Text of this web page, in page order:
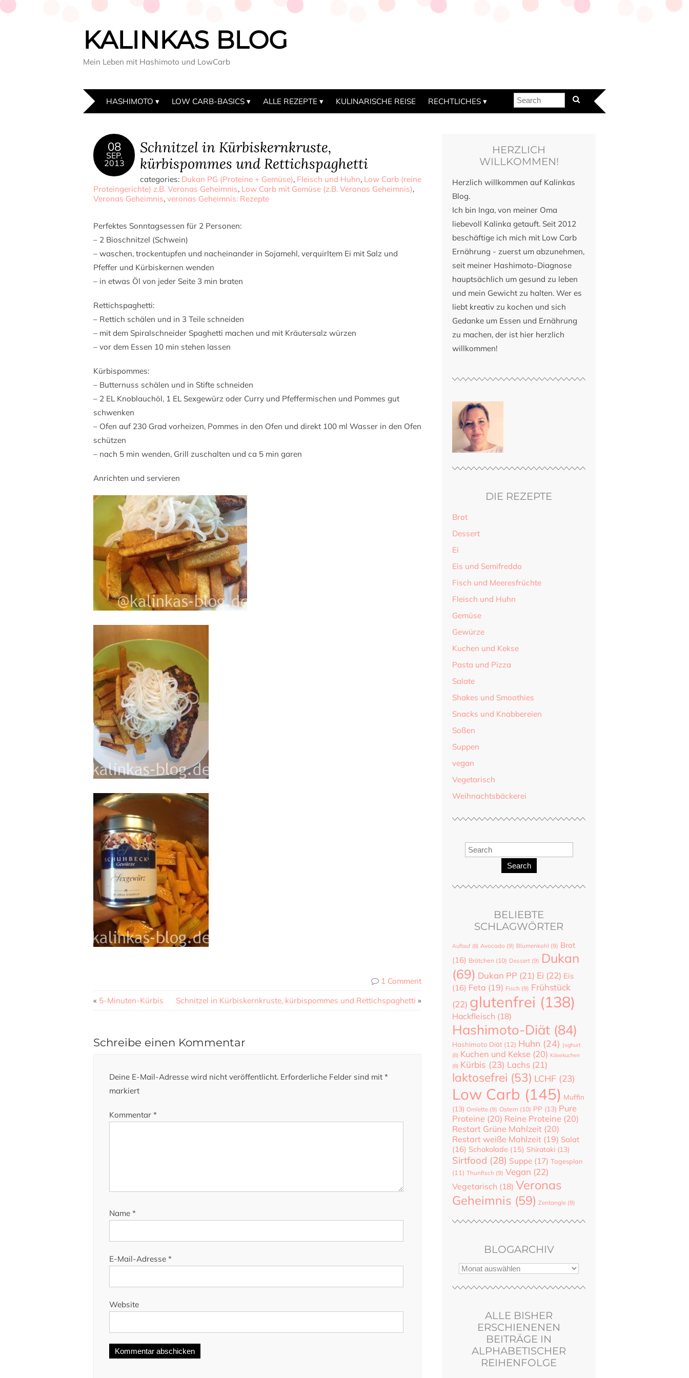
KALINKAS BLOG
Mein Leben mit Hashimoto und LowCarb
HASHIMOTO LOW CARB-BASICS ALLE REZEPTE KULINARISCHE REISE RECHTLICHES
08
SEP.
2013
Schnitzel in Kürbiskernkruste,
kürbispommes und Rettichspaghetti
categories: Dukan PG (Proteine + Gemüse), Fleisch und Huhn, Low Carb (reine
Proteingerichte) z.B. Veronas Geheimnis, Low Carb mit Gemüse (z.B. Veronas Geheimnis),
Veronas Geheimnis, veronas Geheimnis: Rezepte
Perfektes Sonntagsessen für 2 Personen:
– 2 Bioschnitzel (Schwein)
– waschen, trockentupfen und nacheinander in Sojamehl, verquirltem Ei mit Salz und
Pfeffer und Kürbiskernen wenden
– in etwas Öl von jeder Seite 3 min braten
Rettichspaghetti:
– Rettich schälen und in 3 Teile schneiden
– mit dem Spiralschneider Spaghetti machen und mit Kräutersalz würzen
– vor dem Essen 10 min stehen lassen
Kürbispommes:
– Butternuss schälen und in Stifte schneiden
– 2 EL Knoblauchöl, 1 EL Sexgewürz oder Curry und Pfeffermischen und Pommes gut
schwenken
– Ofen auf 230 Grad vorheizen, Pommes in den Ofen und direkt 100 ml Wasser in den Ofen
schützen
– nach 5 min wenden, Grill zuschalten und ca 5 min garen
Anrichten und servieren
1 Comment
« 5-Minuten-Kürbis Schnitzel in Kürbiskernkruste, kürbispommes und Rettichspaghetti »
Schreibe einen Kommentar
Deine E-Mail-Adresse wird nicht veröffentlicht. Erforderliche Felder sind mit *
markiert
Kommentar *
Name *
E-Mail-Adresse *
Website
HERZLICH
WILLKOMMEN!
Herzlich willkommen auf Kalinkas
Blog.
Ich bin Inga, von meiner Oma
liebevoll Kalinka getauft. Seit 2012
beschäftige ich mich mit Low Carb
Ernährung - zuerst um abzunehmen,
seit meiner Hashimoto-Diagnose
hauptsächlich um gesund zu leben
und mein Gewicht zu halten. Wer es
liebt kreativ zu kochen und sich
Gedanke um Essen und Ernährung
zu machen, der ist hier herzlich
willkommen!
DIE REZEPTE
Brot
Dessert
Ei
Eis und Semifreddo
Fisch und Meeresfrüchte
Fleisch und Huhn
Gemüse
Gewürze
Kuchen und Kekse
Pasta und Pizza
Salate
Shakes und Smoothies
Snacks und Knabbereien
Soßen
Suppen
vegan
Vegetarisch
Weihnachtsbäckerei
Search
BELIEBTE
SCHLAGWÖRTER
Auflauf (8) Avocado (9) Blumenkohl (9) Brot
(16) Brötchen (10) Dessert (9) Dukan
(69) Dukan PP (21) Ei (22) Eis
(16) Feta (19) Fisch (9) Frühstück
(22) glutenfrei (138)
Hackfleisch (18)
Hashimoto-Diät (84)
Hashimoto Diät (12) Huhn (24) Joghurt
(8) Kuchen und Kekse (20) Käsekuchen
(8) Kürbis (23) Lachs (21)
laktosefrei (53) LCHF (23)
Low Carb (145) Muffin
(13) Omlette (9) Ostern (10) PP (13) Pure
Proteine (20) Reine Proteine (20)
Restart Grüne Mahlzeit (20)
Restart weiße Mahlzeit (19) Salat
(16) Schokolade (15) Shirataki (13)
Sirtfood (28) Suppe (17) Tagesplan
(11) Thunfisch (9) Vegan (22)
Vegetarisch (18) Veronas
Geheimnis (59) Zentangle (9)
BLOGARCHIV
ALLE BISHER
ERSCHIENENEN
BEITRÄGE IN
ALPHABETISCHER
REIHENFOLGE